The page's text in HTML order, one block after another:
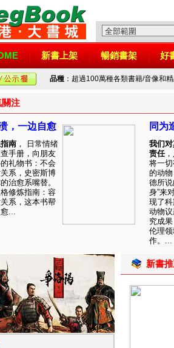
新書上架 暢銷書架 好
品種 ：超過100萬種各類書籍/音像和
關注
，一边自愈
南 ， 日常情绪
手册，向朋友
礼物书：不会
系，史密斯博
治愈系嘴替。
修炼指南：容
系，这本书帮
...
同为
我们
责任
将一
的动
德所说
身”来
现了
动物
究成
伦理
作。...
新書